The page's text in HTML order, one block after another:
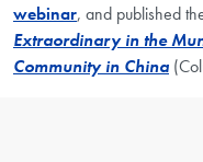
webinar, and published
Extraordinary in the
Community in China